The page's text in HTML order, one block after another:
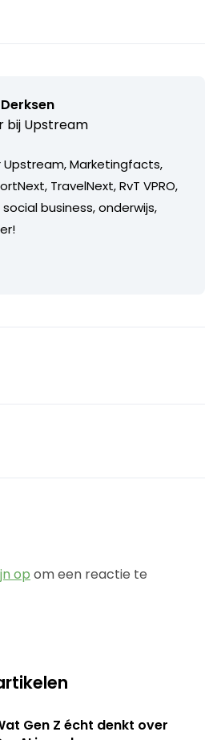
bij Upstream
Marketingfacts,
TravelNext, RvT VPRO,
social business, onderwijs,
op om een reactie te
Gen Z écht denkt over